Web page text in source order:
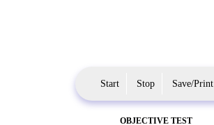
Start Stop Save/Print
OBJECTIVE TEST